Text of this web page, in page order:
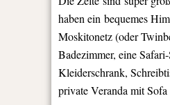
haben ein bequemes
Moskitonetz (oder
Badezimmer, eine
Kleiderschrank,
private Veranda mit